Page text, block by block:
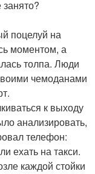
поцелуй на
моментом, а
толпа. Люди
чемоданами
к выходу
анализировать,
телефон:
ехать на такси.
каждой стойки